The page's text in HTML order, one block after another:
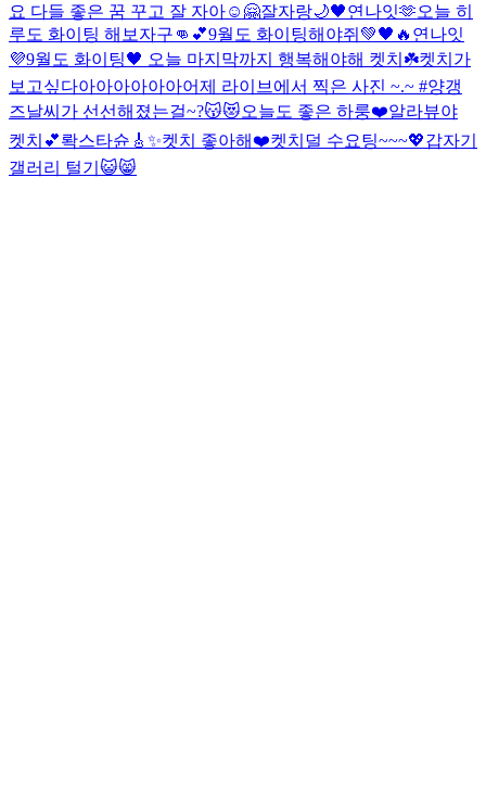
요 다들 좋은 꿈 꾸고 잘 자아☺🤗잘자랑🌙🖤연나잇🫶오늘 히
루도 화이팅 해보자구👊💕9월도 화이팅해야쥐💚🖤🔥 연나잇
💜9월도 화이팅🖤 오늘 마지막까지 행복해야해 켓치☘️켓치가
보고싶다아아아아아아어제 라이브에서 찍은 사진 ~.~ #양갱
즈날씨가 선선해졌는걸~?😽😻오늘도 좋은 하룽❤️알라뷰야
켓치💕롹스타슌🎸✨켓치 좋아해❤️켓치덜 수요팅~~~💖갑자기
갤러리 털기😺😸